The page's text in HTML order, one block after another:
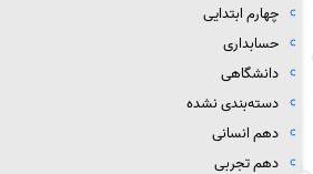
چهارم ابتدایی
حسابداری
دانشگاهی
دسته‌بندی نشده
دهم انسانی
دهم تجربی